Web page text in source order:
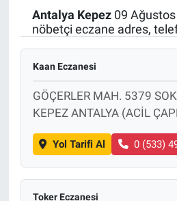
Antalya Kepez09 Ağustos
nöbetçi eczane adres,
Kaan Eczanesi
GÖÇERLER MAH. 5379
KEPEZ ANTALYA (ACİL
Yol Tarifi Al 0 (533)
Toker Eczanesi
Politika
Bilecik
Kütahya
Genel